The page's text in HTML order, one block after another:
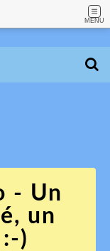
MENU
- Un
un
)